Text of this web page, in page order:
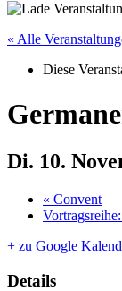
« Alle
Diese
Di. 10.
« Convent
+ zu Google
Details